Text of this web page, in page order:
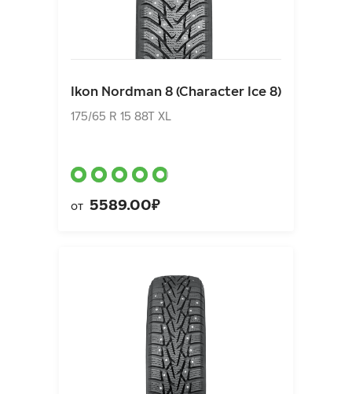
Ikon Nordman 8 (Character Ice 8)
175/65 R 15 88T XL
от 5589.00₽
175/65 R 15 88T XL
от5589.00₽
Ikon Nordman 7 (Character Ice 7)
175/65 R 15 88T XL